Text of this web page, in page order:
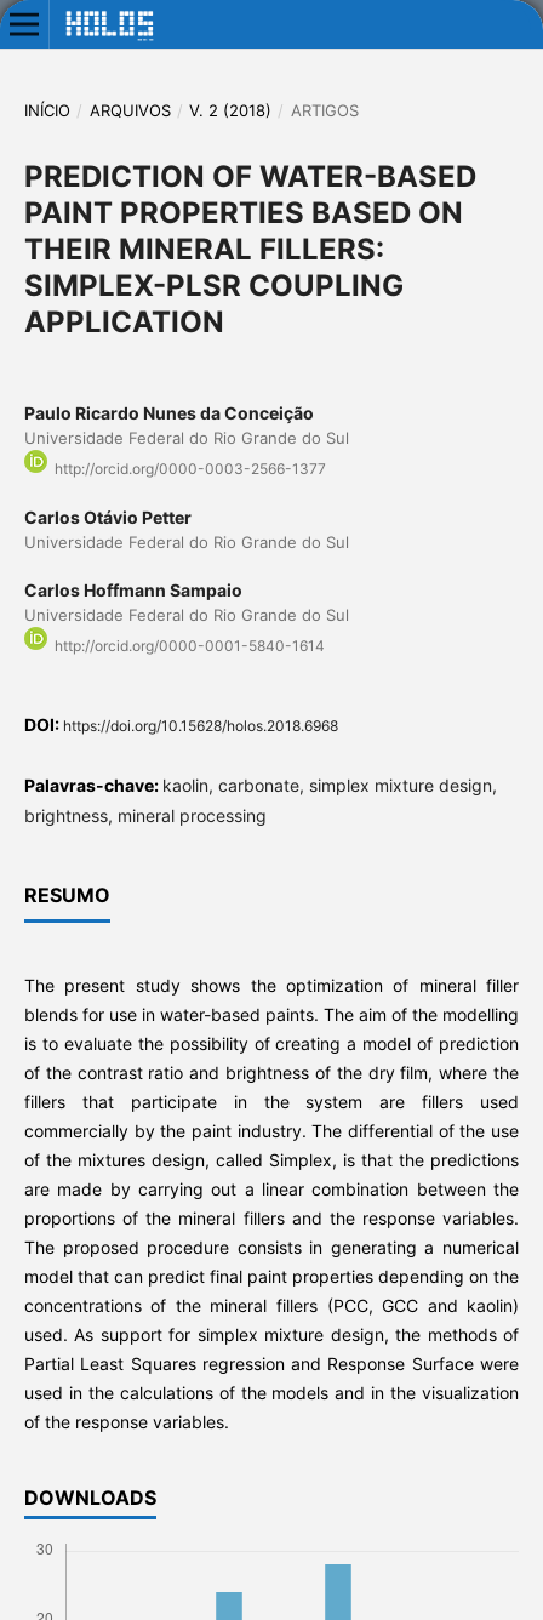
INÍCIO / ARQUIVOS / V. 2 (2018) / ARTIGOS
PREDICTION OF WATER-BASED
PAINT PROPERTIES BASED ON
THEIR MINERAL FILLERS:
SIMPLEX-PLSR COUPLING
APPLICATION
Paulo Ricardo Nunes da Conceição
Universidade Federal do Rio Grande do Sul
http://orcid.org/0000-0003-2566-1377
Carlos Otávio Petter
Universidade Federal do Rio Grande do Sul
Carlos Hoffmann Sampaio
Universidade Federal do Rio Grande do Sul
http://orcid.org/0000-0001-5840-1614
DOI: https://doi.org/10.15628/holos.2018.6968
Palavras-chave: kaolin, carbonate, simplex mixture design,
brightness, mineral processing
RESUMO
The present study shows the optimization of mineral filler
blends for use in water-based paints. The aim of the modelling
is to evaluate the possibility of creating a model of prediction
of the contrast ratio and brightness of the dry film, where the
fillers that participate in the system are fillers used
commercially by the paint industry. The differential of the use
of the mixtures design, called Simplex, is that the predictions
are made by carrying out a linear combination between the
proportions of the mineral fillers and the response variables.
The proposed procedure consists in generating a numerical
model that can predict final paint properties depending on the
concentrations of the mineral fillers (PCC, GCC and kaolin)
used. As support for simplex mixture design, the methods of
Partial Least Squares regression and Response Surface were
used in the calculations of the models and in the visualization
of the response variables.
DOWNLOADS